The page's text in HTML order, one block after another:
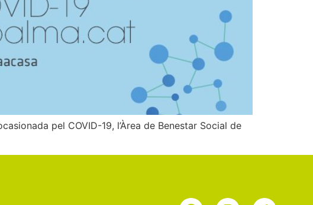
pel COVID-19, l’Àrea de Benestar Social de